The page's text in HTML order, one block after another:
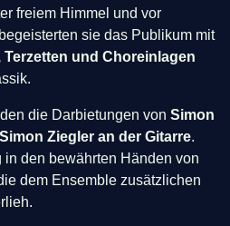
freiem Himmel und vor
sie das Publikum mit
und Choreinlagen
die Darbietungen von Simon
Simon Ziegler an der Gitarre.
den bewährten Händen von
dem Ensemble zusätzlichen